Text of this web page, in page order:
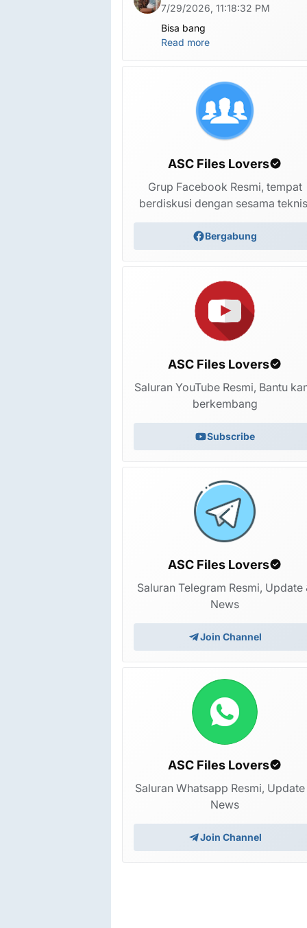
7/29/2026, 11:18:32 PM
Bisa bang
Read more
ASC Files Lovers
Grup Facebook Resmi, tempat
berdiskusi dengan sesama
Bergabung
ASC Files Lovers
Saluran YouTube Resmi, Bantu
berkembang
Subscribe
ASC Files Lovers
Saluran Telegram Resmi, Update
News
Join Channel
ASC Files Lovers
Saluran Whatsapp Resmi, Update
News
Join Channel